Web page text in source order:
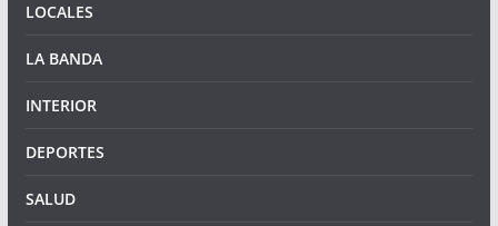
LOCALES
LA BANDA
INTERIOR
DEPORTES
SALUD